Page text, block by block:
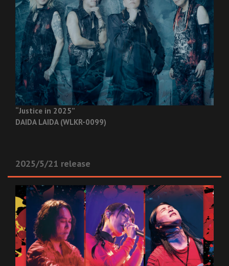
“Justice in 2025”
DAIDA LAIDA (WLKR-0099)
2025/5/21 release